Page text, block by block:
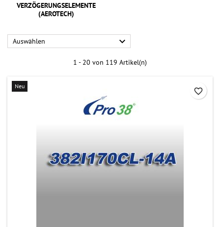
VERZÖGERUNGSELEMENTE
(AEROTECH)
Auswählen 
1 - 20 von 119 Artikel(n)
Neu
favorite_border